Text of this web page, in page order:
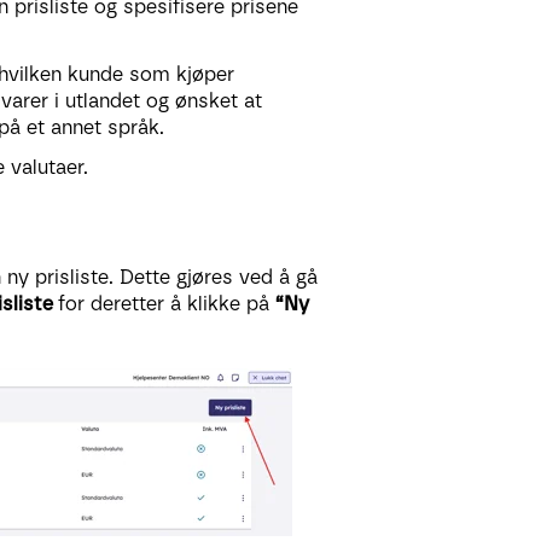
prisliste og spesifisere prisene
kunde som kjøper
i utlandet og ønsket at
et annet språk.
valutaer.
prisliste. Dette gjøres ved å gå
for deretter å klikke på “Ny